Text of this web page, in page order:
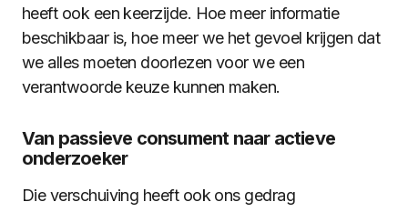
heeft ook een keerzijde. Hoe meer informatie
beschikbaar is, hoe meer we het gevoel krijgen dat
we alles moeten doorlezen voor we een
verantwoorde keuze kunnen maken.
Van passieve consument naar actieve
onderzoeker
Die verschuiving heeft ook ons gedrag